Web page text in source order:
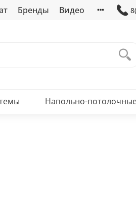
Бренды Видео
Напольно-